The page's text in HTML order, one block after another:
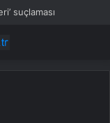
suçlaması